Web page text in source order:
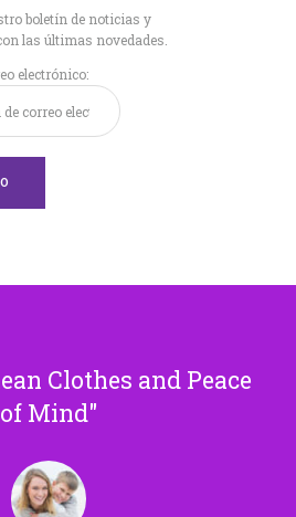
boletín de noticias y
las últimas novedades.
electrónico:
Clothes and Peace
of Mind